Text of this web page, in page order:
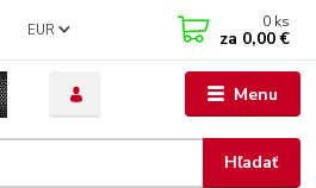
Menu
EUR
Hľadať
0 ks
za 0,00 €